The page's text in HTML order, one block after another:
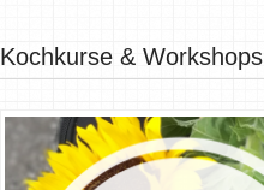
Kochkurse & Workshops